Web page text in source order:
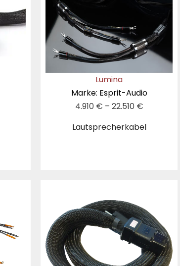
Lautsprecherkabel
Lumina
Marke: Esprit-Audio
4.910 € – 22.510 €